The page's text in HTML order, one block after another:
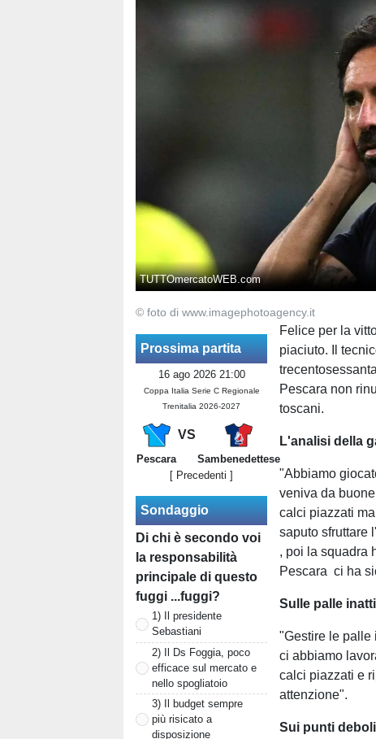
TUTTOmercatoWEB.com
© foto di www.imagephotoagency.it
Prossima partita
16 ago 2026 21:00
Coppa Italia Serie C Regionale
Trenitalia 2026-2027
VS
Pescara
Sambenedettese
[ Precedenti ]
Sondaggio
Di chi è secondo voi
la responsabilità
principale di questo
fuggi ...fuggi?
1) Il presidente
Sebastiani
2) Il Ds Foggia, poco
efficace sul mercato e
nello spogliatoio
3) Il budget sempre
più risicato a
disposizione
Felice per la
piaciuto. Il
Pescara non
toscani.
L'analisi della
"Abbiamo
veniva da
calci piazzati
saputo sfruttare
, poi la squadra
Pescara ci ha
Sulle palle
"Gestire le palle
ci abbiamo
calci piazzati e
attenzione".
Sui punti